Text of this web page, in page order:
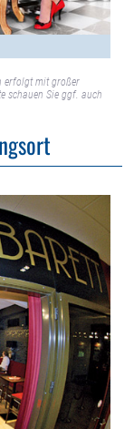
erfolgt mit großer
schauen Sie ggf. auch